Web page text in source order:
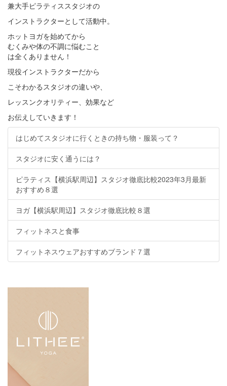
兼大手ピラティススタジオの
インストラクターとして活動中。
ホットヨガを始めてから
むくみや体の不調に悩むこと
は全くありません！
現役インストラクターだから
こそわかるスタジオの違いや、
レッスンクオリティー、効果など
お伝えしていきます！
はじめてスタジオに行くときの持ち物・服装って？
スタジオに安く通うには？
ピラティス【横浜駅周辺】スタジオ徹底比較2023年3月最新
おすすめ８選
ヨガ【横浜駅周辺】スタジオ徹底比較８選
フィットネスと食事
フィットネスウェアおすすめブランド７選